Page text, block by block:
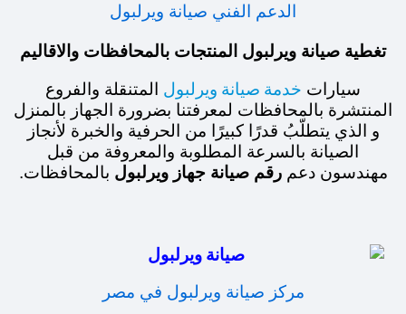
الدعم الفني صيانة ويرلبول
تغطية صيانة ويرلبول المنتجات بالمحافظات والاقاليم
سيارات خدمة صيانة ويرلبول المتنقلة والفروع
المنتشرة بالمحافظات لمعرفتنا بضرورة الجهاز بالمنزل
و الذي يتطلّبُ قدرًا كبيرًا من الحرفية والخبرة لأنجاز
الصيانة بالسرعة المطلوبة والمعروفة من قبل
مهندسون دعمرقم صيانة جهاز ويرلبول بالمحافظات.
مركز صيانة ويرلبول في مصر